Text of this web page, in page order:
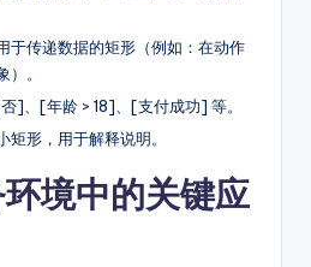
于传递数据的矩形（例如：在动作
。
]、[年龄 > 18]、[支付成功] 等。
矩形，用于解释说明。
境中的关键应